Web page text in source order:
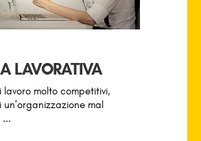
LAVORATIVA
lavoro molto competitivi,
un'organizzazione mal